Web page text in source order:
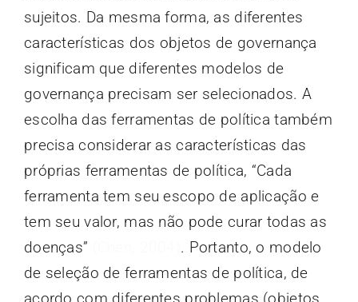
sujeitos. Da mesma forma, as diferentes
características dos objetos de governança
significam que diferentes modelos de
governança precisam ser selecionados. A
escolha das ferramentas de política também
precisa considerar as características das
próprias ferramentas de política, “Cada
ferramenta tem seu escopo de aplicação e
tem seu valor, mas não pode curar todas as
doenças”
. Portanto, o modelo
de seleção de ferramentas de política, de